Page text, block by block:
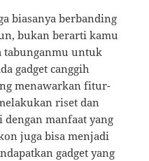
biasanya berbanding
bukan berarti kamu
tabunganmu untuk
gadget canggih
menawarkan fitur-
riset dan
dengan manfaat yang
juga bisa menjadi
gadget yang